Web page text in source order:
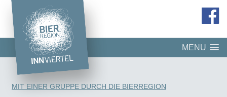
MENU
MIT EINER GRUPPE DURCH DIE BIERREGION